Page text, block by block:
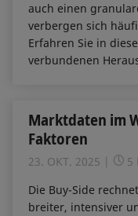
auch einen
verbergen sich
Erfahren Sie in
verbundenen
Marktdaten im
Faktoren
23. OKT. 2025
5
Die Buy-Side
breiter, intensiver